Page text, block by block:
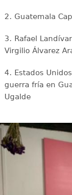
2. Guatemala
3. Rafael
Virgilio Álvarez
4. Estados
guerra fría en
Ugalde